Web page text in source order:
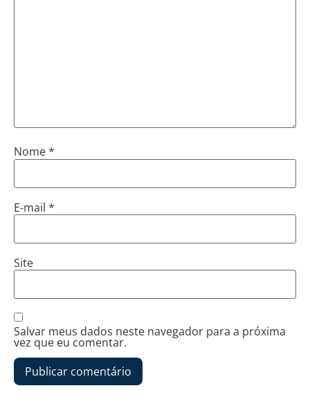
Nome*
E-mail *
Site
Salvar meus dados neste navegador para a próxima
vez que eu comentar.